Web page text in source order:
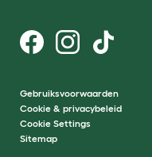
Gebruiksvoorwaarden
Cookie & privacybeleid
Cookie Settings
Sitemap